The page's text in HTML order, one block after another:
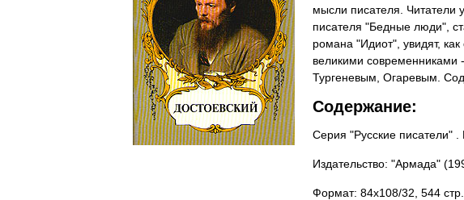
мысли писателя. Читатели
писателя "Бедные люди",
романа "Идиот", увидят,
великими современниками
Тургеневым, Огаревым.
Содержание:
Серия "Русские писатели" .
Издательство: "Армада"
Формат: 84x108/32, 544 стр.